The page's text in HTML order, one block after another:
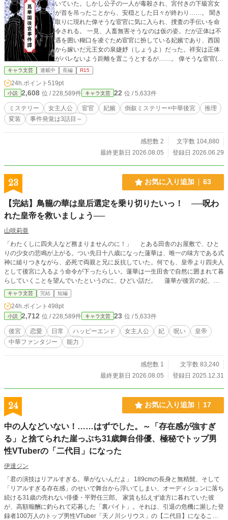
いていた。しかし公子の一人が毒殺され、宮付きの下級宮女
が首を吊ったことから、安穏とした日々が終わり……。 聞き
取りに現れた偉そうな宦官に気に入られ、捜査の手伝いを命
令される。 一見、人畜無害そうなのは仮の姿。だが正体は不
遇を囲い糊口を凌ぐため宦官に扮している妃嬪であり、西国
から嫁いだ元王女の泉婕妤（しょうよ）だった。祥安は正体
がバレないよう距離を置こうとするが……。 偉そうな宦官(実
は武官)と見た目はのんびりした宦官(実は妃嬪)の織り成す後
宮ミステリー開幕。
キャラ文芸 連載中 長編 R15
24h.ポイント 519pt
小説 2,608 位 / 228,589件 キャラ文芸 22 位 / 5,633件
ミステリー 女主人公 宦官 妃嬪 倒叙ミステリー×中華後宮
推理
変装
事件発覚は3話目～
感想数 2
文字数 104,880
最終更新日 2026.08.05
登録日 2026.06.29
23 お気に入り追加 63
【完結】鳥籠の華は皇后選定を乗り切りたいっ！ ──呪わ
れた皇帝を救いましょう──
山咲莉亜
「わたくしに四夫人など務まりませんのに！」 とある田舎のお屋敷で、ひと
りの少女の悲鳴が上がる。つい先日十八歳になった蓮華は、唯一の味方である式
神に縋りつきながら、必死で両親と兄に反抗していた。何でも、皇帝より四夫人
として後宮に入るよう命令が下ったらしい。蓮華は一生田舎で自然に囲まれて暮
らしていくことを望んでいたというのに、ひどい話だ。 蓮華が後宮の妃、そ
れも四夫人に選ばれた理由などひとつしかない。……蓮華の血筋に生まれた女性
は、必ず強力な式神を生み出せるからである。幼い頃から『いつか後宮に入るこ
とになる』と言い聞かされてはいたが、だからと言って素直に受け入れられるも
のではないだろう。 そんな蓮華に、父はとある提案をした。それは『皇后選
定』で貴妃に選ばれ、褒美に後宮を出たいと願い出ること。そして実現できたな
ら父からも口添えするということ。 少し悩んだ末に了承した蓮華は、後日後
宮へと入内することになるが、そこで出会う妃は個性豊かな者ばかりのよう
を乗り切ることができるのか。皇帝と顔を合わせた蓮華の悩み、葛藤とは……？
『自由を望んでいると言う割に、この家から逃げ出さないのは、蓮華を引き留め
が、とある試練を通し、自身の望みを叶えるまでの物語。 ※全57話、番外編等
未定、完結保証 ※現時点では【完結】としておりますが、今後続編の執筆も考
えております。 ※第9回キャラ文芸大賞にて【後宮賞】を受賞しました！ 応援
ありがとうございました！！
キャラ文芸 完結 短編
24h.ポイント 498pt
小説 2,712 位 / 228,589件 キャラ文芸 23 位 / 5,633件
後宮 恋愛 日常 ハッピーエンド 女主人公 妃 呪い
皇帝
中華ファンタジー
能力
感想数 1
文字数 83,240
最終更新日 2026.08.05
登録日 2025.12.31
24 お気に入り追加 17
中の人などいない！……はずでした。～「存在感が強すぎ
る」と捨てられた崖っぷち31歳舞台俳優、極秘でトップ男
性VTuberの「二代目」になった
伊達ジン
「君の演技はリアルすぎる。華がないんだよ」 189cmの長身と無精髭、そして
「リアルすぎる存在感」のせいで舞台から浮いてしまい、オーディションに落ち
続ける31歳の売れない俳優・平野任三郎。 家賃も払えず途方に暮れていた彼
が、高額報酬に釣られて応募した「裏バイト」。それは、引退の危機に瀕した登
録者100万人のトップ男性VTuber「天ノ川シリウス」の【二代目】になること